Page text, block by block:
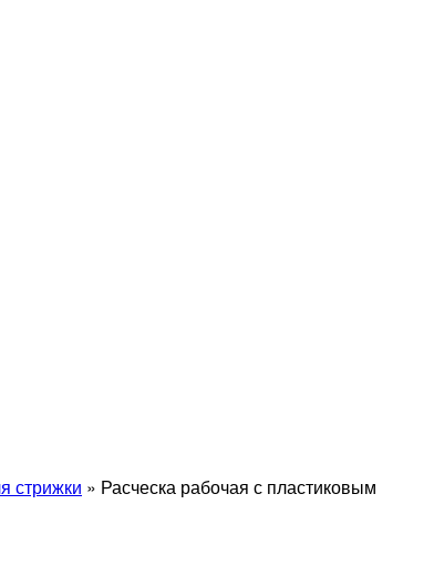
стрижки » Расческа рабочая с пластиковым